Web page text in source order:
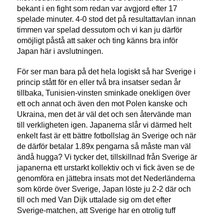
bekant i en fight som redan var avgjord efter 17
spelade minuter. 4-0 stod det på resultattavlan innan
timmen var spelad dessutom och vi kan ju därför
omöjligt påstå att saker och ting känns bra inför
Japan här i avslutningen.
För ser man bara på det hela logiskt så har Sverige i
princip stått för en eller två bra insatser sedan år
tillbaka, Tunisien-vinsten sminkade onekligen över
ett och annat och även den mot Polen kanske och
Ukraina, men det är väl det och sen återvände man
till verkligheten igen. Japanerna slår vi därmed helt
enkelt fast är ett bättre fotbollslag än Sverige och när
de därför betalar 1.89x pengarna så måste man väl
ändå hugga? Vi tycker det, tillskillnad från Sverige är
japanerna ett urstarkt kollektiv och vi fick även se de
genomföra en jättebra insats mot det Nederländerna
som körde över Sverige, Japan löste ju 2-2 där och
till och med Van Dijk uttalade sig om det efter
Sverige-matchen, att Sverige har en otrolig tuff